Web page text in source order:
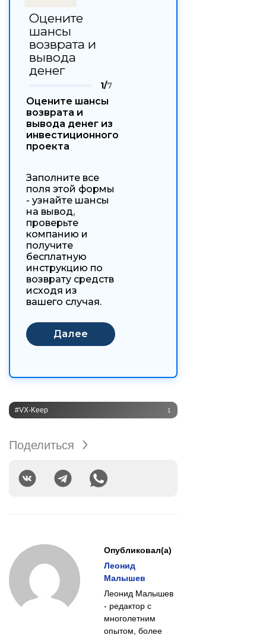
Оцените
шансы
возврата и
вывода
денег
1/7
Оцените шансы
возврата и
вывода денег из
инвестиционного
проекта
Заполните все
поля этой формы
- узнайте шансы
на вывод,
проверьте
компанию и
получите
бесплатную
инструкцию по
возврату средств
исходя из
вашего случая.
#VX-Keep 1
Поделиться
Опубликовал(а)
Леонид
Малышев
Леонид Малышев
- редактор с
многолетним
опытом, более